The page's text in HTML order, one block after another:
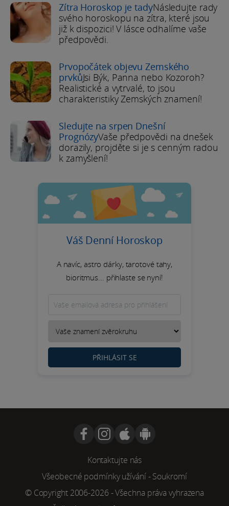
Zítra Horoskop je tadyNásledujte rady
svého horoskopu na zítra, které jsou
již k dispozici! V lásce odhalíme vaše
předpovědi.
Prvopočátek objevu Zemského
prvkůJsi Býk, Panna nebo Kozoroh?
Realistické a vytrvalé, to jsou
charakteristiky Zemských znamení!
Sledujte na srpen Dnešní
PrognózyVaše předpovědi na dnešek
dorazily, projděte si je s cenným radou
k zamyšlení!
Váš Denní Horoskop
A navíc, astro dárky, tarotové tahy,
bioritmus... přihlaste se nyní!
PŘIHLÁSIT SE
Kontaktujte nás
Všeobecné podmínky užívání-Soukromí
© Copyright 2006-2026 - Všechna práva vyhrazena